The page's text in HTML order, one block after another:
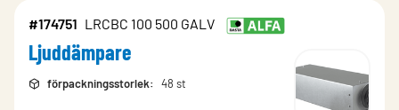
#174751 LRCBC 100 500 GALV
Ljuddämpare
förpackningsstorlek: 48 st